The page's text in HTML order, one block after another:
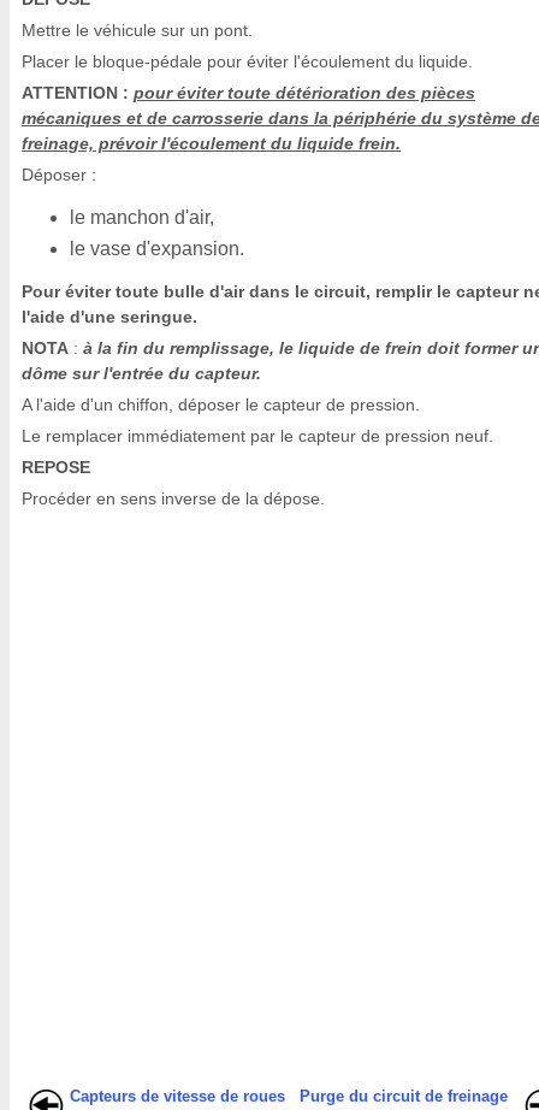
Mettre le véhicule sur un pont.
Placer le bloque-pédale pour éviter l'écoulement du liquide.
ATTENTION : pour éviter toute détérioration des pièces
mécaniques et de carrosserie dans la périphérie du système
freinage, prévoir l'écoulement du liquide frein.
Déposer :
le manchon d'air,
le vase d'expansion.
Pour éviter toute bulle d'air dans le circuit, remplir le capteur
l'aide d'une seringue.
NOTA : à la fin du remplissage, le liquide de frein doit former
dôme sur l'entrée du capteur.
A l'aide d'un chiffon, déposer le capteur de pression.
Le remplacer immédiatement par le capteur de pression neuf.
REPOSE
Procéder en sens inverse de la dépose.
Capteurs de vitesse de roues Purge du circuit de freinage